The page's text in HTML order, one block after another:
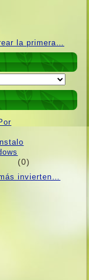
la primera…
(0)
invierten…